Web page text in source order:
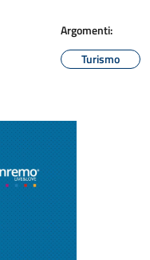
Argomenti:
Turismo